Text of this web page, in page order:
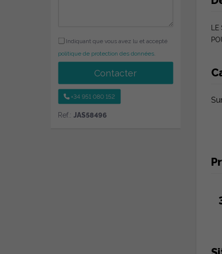
Indiquant que vous avez lu et accepté
politique de protection des données
Contacter
+34 951 080 152
Ref.: JAS58496